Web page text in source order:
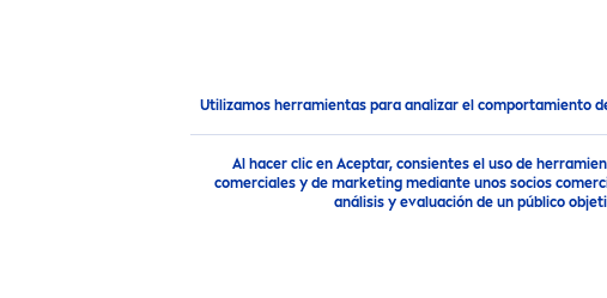
Utilizamos herramientas para analizar el comportamiento
Al hacer clic en Aceptar, consientes el uso de
comerciales y de marketing mediante unos socios
análisis y evaluación de un público
NIVEAMEN Afeitado Espuma para afeitar